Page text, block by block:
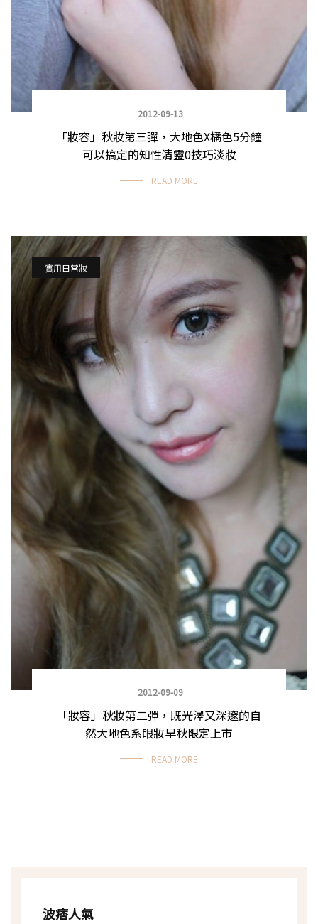
2012-09-13
「妝容」秋妝第三彈，大地色X橘色5分鐘
可以搞定的知性清靈0技巧淡妝
READ MORE
實用日常妝
2012-09-09
「妝容」秋妝第二彈，既光澤又深邃的自
然大地色系眼妝早秋限定上市
READ MORE
波痞人氣